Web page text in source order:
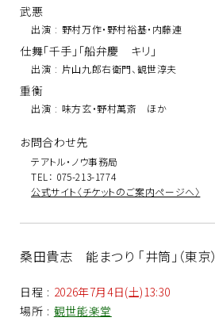
武悪
出演 : 野村万作・野村裕基・内藤連
仕舞「千手」「船弁慶 キリ」
出演 : 片山九郎右衛門、観世淳夫
重衡
出演 : 味方玄・野村萬斎 ほか
お問合わせ先
テアトル・ノウ事務局
TEL： 075-213-1774
公式サイト〈チケットのご案内ページへ〉
桑田貴志 能まつり 「井筒」（東京）
日程 : 2026年7月4日(土)13:30
場所 : 観世能楽堂